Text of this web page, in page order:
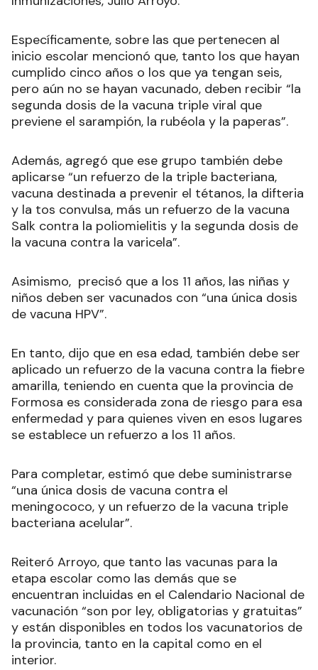
Específicamente, sobre las que pertenecen al
inicio escolar mencionó que, tanto los que hayan
cumplido cinco años o los que ya tengan seis,
pero aún no se hayan vacunado, deben recibir “la
segunda dosis de la vacuna triple viral que
previene el sarampión, la rubéola y la paperas”.
Además, agregó que ese grupo también debe
aplicarse “un refuerzo de la triple bacteriana,
vacuna destinada a prevenir el tétanos, la difteria
y la tos convulsa, más un refuerzo de la vacuna
Salk contra la poliomielitis y la segunda dosis de
la vacuna contra la varicela”.
Asimismo, precisó que a los 11 años, las niñas y
niños deben ser vacunados con “una única dosis
de vacuna HPV”.
En tanto, dijo que en esa edad, también debe ser
aplicado un refuerzo de la vacuna contra la fiebre
amarilla, teniendo en cuenta que la provincia de
Formosa es considerada zona de riesgo para esa
enfermedad y para quienes viven en esos lugares
se establece un refuerzo a los 11 años.
Para completar, estimó que debe suministrarse
“una única dosis de vacuna contra el
meningococo, y un refuerzo de la vacuna triple
bacteriana acelular”.
Reiteró Arroyo, que tanto las vacunas para la
etapa escolar como las demás que se
encuentran incluidas en el Calendario Nacional de
vacunación “son por ley, obligatorias y gratuitas”
y están disponibles en todos los vacunatorios de
la provincia, tanto en la capital como en el
interior.